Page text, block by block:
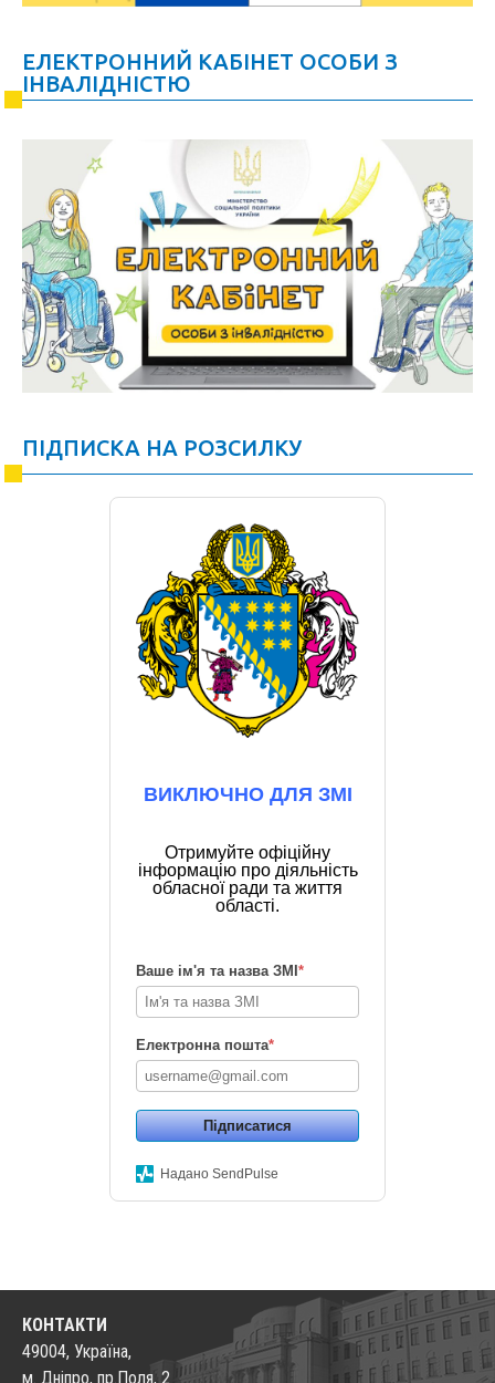
ЕЛЕКТРОННИЙ КАБІНЕТ ОСОБИ З
ІНВАЛІДНІСТЮ
ПІДПИСКА НА РОЗСИЛКУ
ВИКЛЮЧНО ДЛЯ ЗМІ
Отримуйте офіційну
інформацію про діяльність
обласної ради та життя
області.
Ваше ім'я та назва ЗМІ *
Електронна пошта*
Підписатися
Надано SendPulse
КОНТАКТИ
49004, Україна,
м. Дніпро, пр.Поля, 2